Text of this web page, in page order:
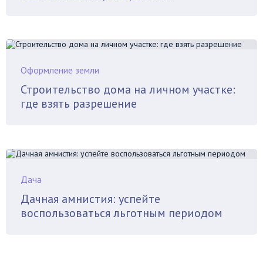
Оформление земли
Строительство дома на личном участке:
где взять разрешение
Дача
Дачная амнистия: успейте
воспользоваться льготным периодом